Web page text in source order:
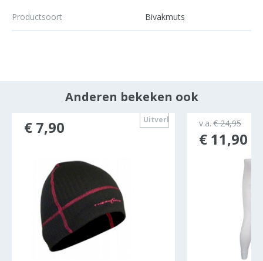
Productsoort Bivakmuts
Anderen bekeken ook
Uitverkocht
€ 7,90 v.a. € 24,95
€ 11,90